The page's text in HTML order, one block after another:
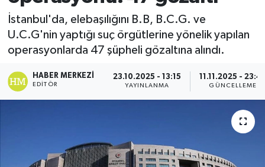
İstanbul'da, elebaşılığını B.B, B.C.G. ve
U.C.G'nin yaptığı suç örgütlerine yönelik yapılan
operasyonlarda 47 şüpheli gözaltına alındı.
HABER MERKEZI
EDITÖR
23.10.2025 - 13:15
YAYINLANMA
11.11.2025 -
GÜNCELLEME
Tüm Manşetler
Son Dakika Haberleri
Haber Arşivi